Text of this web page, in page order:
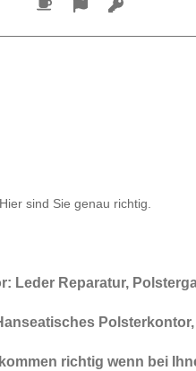
Hier sind Sie genau richtig.
Leder Reparatur,
richtig wenn bei